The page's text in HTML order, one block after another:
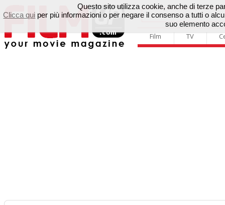
Film TV
Questo sito utilizza cookie, anche di terze
Clicca qui per più informazioni o per negare il consenso a tutti o
suo elemento